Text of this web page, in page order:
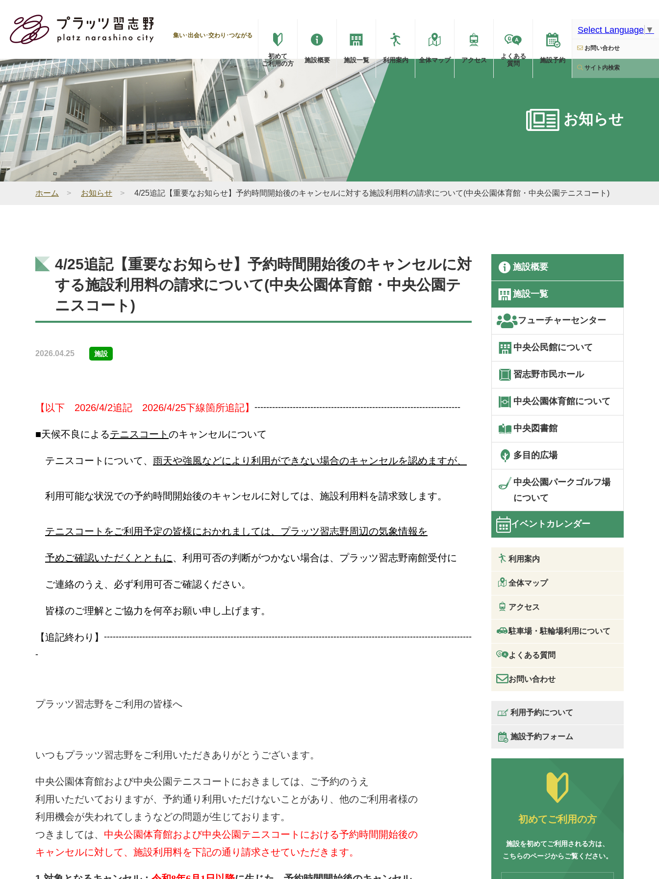
集い･出会い･交わり･つながる
Select Language ▼
お問い合わせ
サイト内検索
初めて
ご利用の方
施設概要 施設一覧 利用案内 全体マップ アクセス
よくある
質問
施設予約
お知らせ
ホーム > お知らせ > 4/25追記【重要なお知らせ】予約時間開始後のキャンセルに対する施設利用料の請求について(中央公園体育館・中央公園テニスコート)
4/25追記【重要なお知らせ】予約時間開始後のキャンセルに対
する施設利用料の請求について(中央公園体育館・中央公園テ
ニスコート)
2026.04.25 施設
【以下 2026/4/2追記 2026/4/25下線箇所追記】 ----------------------------------------------------------------------
■天候不良によるテニスコート のキャンセルについて
テニスコートについて、 雨天や強風などにより利用ができない場合のキャンセルを認めますが、
利用可能な状況での予約時間開始後のキャンセルに対しては、施設利用料を請求致します。
テニスコートをご利用予定の皆様におかれましては、プラッツ習志野周辺の気象情報を
予めご確認いただくとともに、利用可否の判断がつかない場合は、プラッツ習志野南館受付に
ご連絡のうえ、必ず利用可否ご確認ください。
皆様のご理解とご協力を何卒お願い申し上げます。
【追記終わり】 -----------------------------------------------------------------------------------------------------------------------------
-
プラッツ習志野をご利用の皆様へ
いつもプラッツ習志野をご利用いただきありがとうございます。
中央公園体育館および中央公園テニスコートにおきましては、ご予約のうえ
利用いただいておりますが、 予約通り利用いただけないことがあり、他のご利用者様の
利用機会が失われてしまうなどの問題が生じております。
つきましては、 中央公園体育館および中央公園テニスコートにおける予約時間開始後の
キャンセルに対して、 施設利用料を下記の通り請求させていただきます。
施設概要
施設一覧
フューチャーセンター
中央公民館について
習志野市民ホール
中央公園体育館について
中央図書館
多目的広場
中央公園パークゴルフ場
について
イベントカレンダー
利用案内
全体マップ
アクセス
駐車場・駐輪場利用について
よくある質問
お問い合わせ
利用予約について
施設予約フォーム
初めてご利用の方
施設を初めてご利用される方は、
こちらのページからご覧ください。